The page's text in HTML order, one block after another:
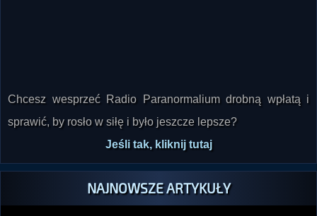
Chcesz wesprzeć Radio Paranormalium drobną wpłatą i
sprawić, by rosło w siłę i było jeszcze lepsze?
Jeśli tak, kliknij tutaj
NAJNOWSZE ARTYKUŁY